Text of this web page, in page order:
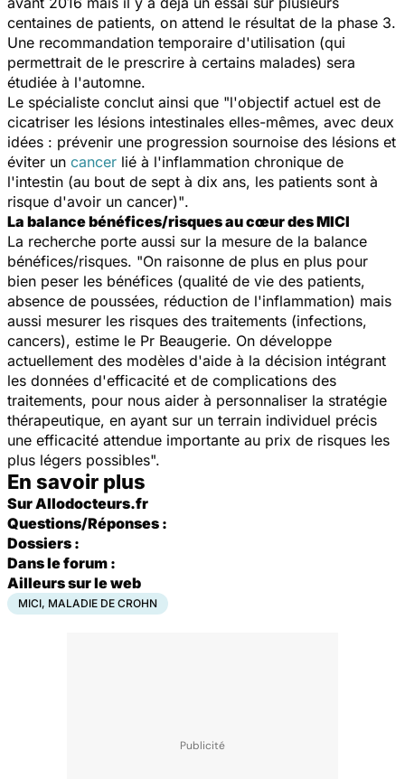
centaines de patients, on attend le résultat de la phase 3.
Une recommandation temporaire d'utilisation (qui
permettrait de le prescrire à certains malades) sera
étudiée à l'automne.
Le spécialiste conclut ainsi que "l'objectif actuel est de
cicatriser les lésions intestinales elles-mêmes, avec deux
idées : prévenir une progression sournoise des lésions et
éviter un cancer lié à l'inflammation chronique de
l'intestin (au bout de sept à dix ans, les patients sont à
risque d'avoir un cancer)".
La balance bénéfices/risques au cœur des MICI
La recherche porte aussi sur la mesure de la balance
bénéfices/risques. "On raisonne de plus en plus pour
bien peser les bénéfices (qualité de vie des patients,
absence de poussées, réduction de l'inflammation) mais
aussi mesurer les risques des traitements (infections,
cancers), estime le Pr Beaugerie. On développe
actuellement des modèles d'aide à la décision intégrant
les données d'efficacité et de complications des
traitements, pour nous aider à personnaliser la stratégie
thérapeutique, en ayant sur un terrain individuel précis
une efficacité attendue importante au prix de risques les
plus légers possibles".
En savoir plus
Sur Allodocteurs.fr
Questions/Réponses :
Dossiers :
Dans le forum :
Ailleurs sur le web
MICI, MALADIE DE CROHN